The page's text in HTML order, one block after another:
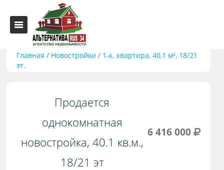
Главная / Новостройки / 1-к. квартира, 40,1 м², 18/21
эт.
Продается
однокомнатная
новостройка, 40.1 кв.м.,
18/21 эт
6 416 000